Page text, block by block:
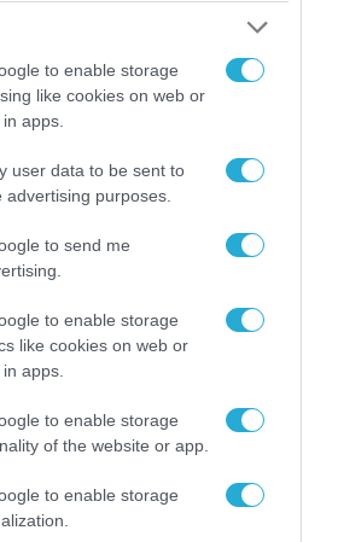
to enable storage
like cookies on web or
apps.
user data to be sent to
purposes.
to send me
to enable storage
like cookies on web or
apps.
to enable storage
of the website or app.
to enable storage
πεζοδρόμια» στην
κοινόχρηστους χώρους
Η ανάρτηση του Αρκά για
στις πυρκαγιές της